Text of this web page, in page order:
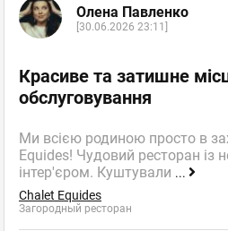
Олена Павленко
[30.06.2026 23:11]
Красиве та затишне
обслуговування
Ми всією родиною просто в
Equides! Чудовий ресторан із
інтер'єром. Куштували ...
Chalet Equides
Загородный ресторан